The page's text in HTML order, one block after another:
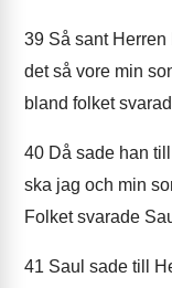
39 Så sant Herren
det så vore min
bland folket
40 Då sade han
ska jag och min
Folket svarade
41 Saul sade till